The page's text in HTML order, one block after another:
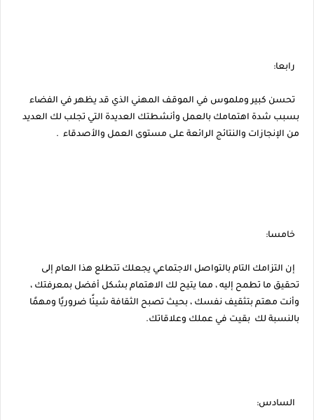
رابعا:
تحسن كبير وملموس في الموقف المهني الذي قد يظهر في الفضاء
بسبب شدة اهتمامك بالعمل وأنشطتك العديدة التي تجلب لك العديد
من الإنجازات والنتائج الرائعة على مستوى العمل والأصدقاء .
خامسا:
إن التزامك التام بالتواصل الاجتماعي يجعلك تتطلع هذا العام إلى
تحقيق ما تطمح إليه ، مما يتيح لك الاهتمام بشكل أفضل بمعرفتك ،
وأنت مهتم بتثقيف نفسك ، بحيث تصبح الثقافة شيئًا ضروريًا ومهمًا
بالنسبة لك بقيت في عملك وعلاقاتك.
السادس: